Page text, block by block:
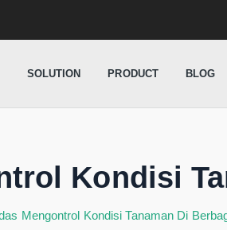
SOLUTION PRODUCT BLOG
Kondisi
Mengontrol Kondisi Tanaman Di